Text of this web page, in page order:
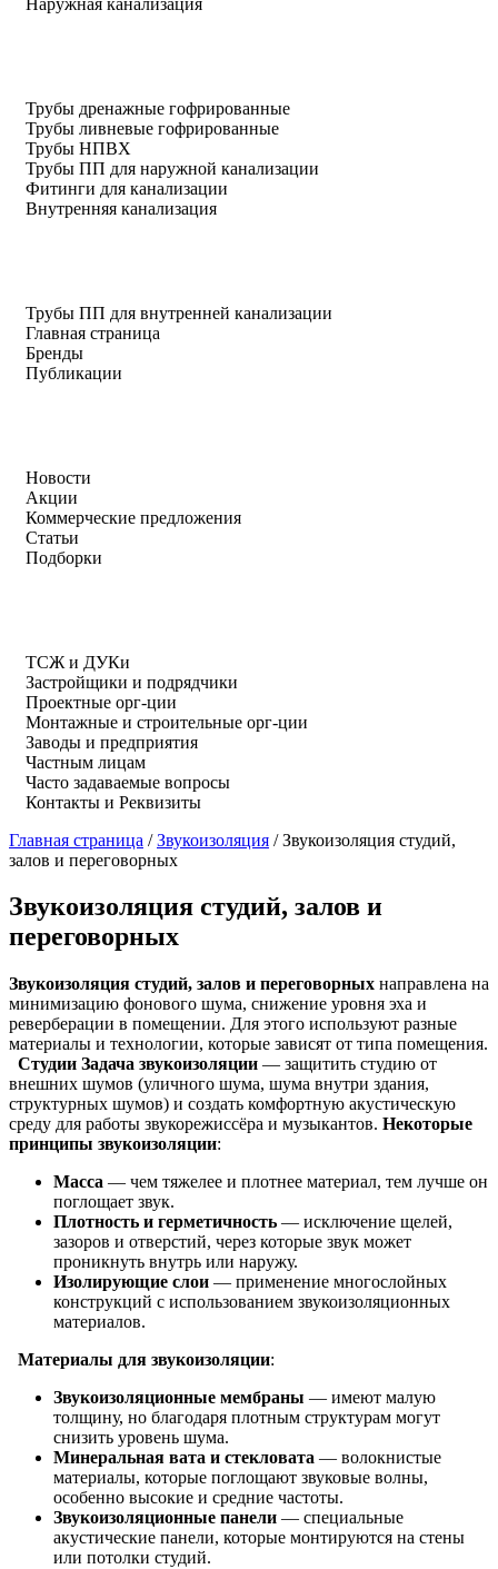
Трубы дренажные гофрированные
Трубы ливневые гофрированные
Трубы НПВХ
Трубы ПП для наружной канализации
Фитинги для канализации
Внутренняя канализация
Трубы ПП для внутренней канализации
Главная страница
Бренды
Публикации
Новости
Акции
Коммерческие предложения
Статьи
Подборки
ТСЖ и ДУКи
Застройщики и подрядчики
Проектные орг-ции
Монтажные и строительные орг-ции
Заводы и предприятия
Частным лицам
Часто задаваемые вопросы
Контакты и Реквизиты
Главная страница /Звукоизоляция /Звукоизоляция студий,
залов и переговорных
Звукоизоляция студий, залов и
переговорных
Звукоизоляция студий, залов и переговорных направлена на
минимизацию фонового шума, снижение уровня эха и
реверберации в помещении. Для этого используют разные
материалы и технологии, которые зависят от типа помещения.
Студии Задача звукоизоляции — защитить студию от
внешних шумов (уличного шума, шума внутри здания,
структурных шумов) и создать комфортную акустическую
среду для работы звукорежиссёра и музыкантов. Некоторые
принципы звукоизоляции:
Масса — чем тяжелее и плотнее материал, тем лучше он
поглощает звук.
Плотность и герметичность — исключение щелей,
зазоров и отверстий, через которые звук может
проникнуть внутрь или наружу.
Изолирующие слои — применение многослойных
конструкций с использованием звукоизоляционных
материалов.
Материалы для звукоизоляции:
Звукоизоляционные мембраны — имеют малую
толщину, но благодаря плотным структурам могут
снизить уровень шума.
Минеральная вата и стекловата — волокнистые
материалы, которые поглощают звуковые волны,
особенно высокие и средние частоты.
Звукоизоляционные панели — специальные
акустические панели, которые монтируются на стены
или потолки студий.